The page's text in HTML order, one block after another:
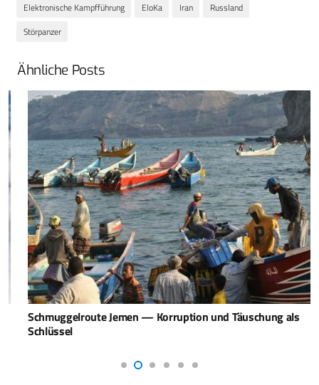
Elektronische Kampfführung EloKa Iran
Russland
Störpanzer
Ähnliche Posts
Schmuggelroute Jemen — Korruption und Täuschung als
Schlüssel